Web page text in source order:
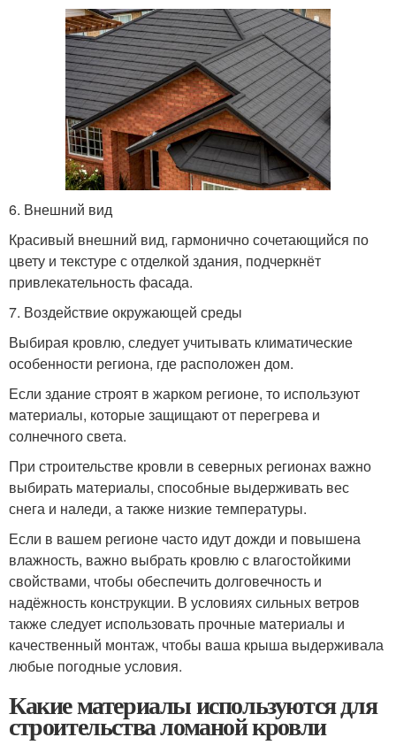
6. Внешний вид
Красивый внешний вид, гармонично сочетающийся по
цвету и текстуре с отделкой здания, подчеркнёт
привлекательность фасада.
7. Воздействие окружающей среды
Выбирая кровлю, следует учитывать климатические
особенности региона, где расположен дом.
Если здание строят в жарком регионе, то используют
материалы, которые защищают от перегрева и
солнечного света.
При строительстве кровли в северных регионах важно
выбирать материалы, способные выдерживать вес
снега и наледи, а также низкие температуры.
Если в вашем регионе часто идут дожди и повышена
влажность, важно выбрать кровлю с влагостойкими
свойствами, чтобы обеспечить долговечность и
надёжность конструкции. В условиях сильных ветров
также следует использовать прочные материалы и
качественный монтаж, чтобы ваша крыша выдерживала
любые погодные условия.
Какие материалы используются для
строительства ломаной кровли